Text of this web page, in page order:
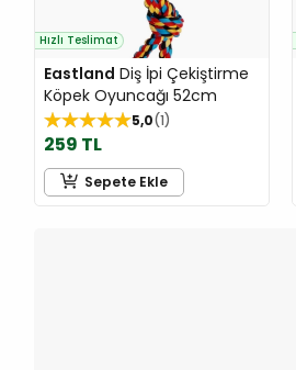
Hızlı Teslimat
Eastland Diş İpi Çekiştirme
Köpek Oyuncağı 52cm
5,0 1
259 TL
Sepete Ekle